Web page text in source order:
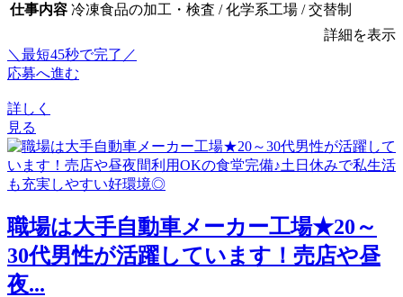
仕事内容 冷凍食品の加工・検査 / 化学系工場 / 交替制
詳細を表示
＼最短45秒で完了／
応募へ進む
詳しく
見る
職場は大手自動車メーカー工場★20～
30代男性が活躍しています！売店や昼
夜...